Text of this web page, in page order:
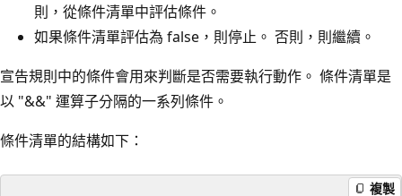
則，從條件清單中評估條件。
如果條件清單評估為 false，則停止。 否則，則繼續。
宣告規則中的條件會用來判斷是否需要執行動作。 條件清單是
以 "&&" 運算子分隔的一系列條件。
條件清單的結構如下：
複製